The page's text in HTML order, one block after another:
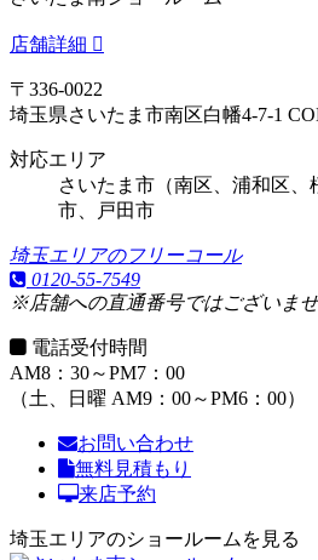
店舗詳細
〒336-0022
埼玉県さいたま市南区白幡4-7-1
対応エリア
さいたま市（南区、浦和区
市、戸田市
埼玉エリアのフリーコール
0120-55-7549
※店舗への直通番号ではございま
電話受付時間
AM8：30～PM7：00
（土、日曜 AM9：00～PM6：00）
お問い合わせ
無料見積もり
来店予約
埼玉エリアのショールームを見る